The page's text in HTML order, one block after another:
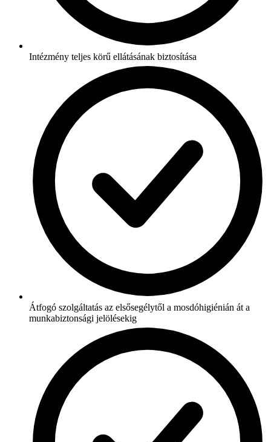
Intézmény teljes körű ellátásának biztosítása
Átfogó szolgáltatás az elsősegélytől a mosdóhigiénián át a
munkabiztonsági jelölésekig